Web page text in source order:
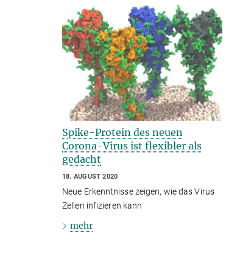
Spike-Protein des neuen
Corona-Virus ist flexibler als
gedacht
18. AUGUST 2020
Neue Erkenntnisse zeigen, wie das Virus
Zellen infizieren kann
mehr